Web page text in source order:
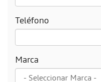
Teléfono
Marca